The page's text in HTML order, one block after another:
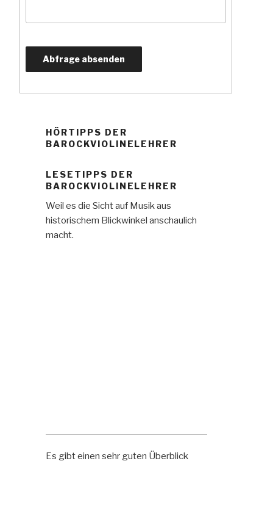
HÖRTIPPS DER
BAROCKVIOLINELEHRER
LESETIPPS DER
BAROCKVIOLINELEHRER
Weil es die Sicht auf Musik aus
historischem Blickwinkel anschaulich
macht.
Es gibt einen sehr guten Überblick